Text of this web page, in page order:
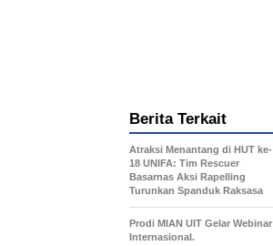
Berita Terkait
Atraksi Menantang di HUT ke-
18 UNIFA: Tim Rescuer
Basarnas Aksi Rapelling
Turunkan Spanduk Raksasa
Prodi MIAN UIT Gelar Webinar
Internasional.